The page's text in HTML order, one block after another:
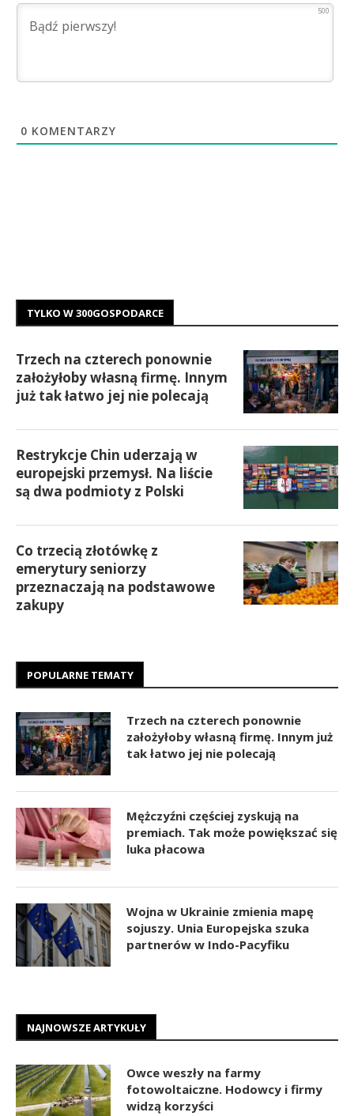
500
0 KOMENTARZY
TYLKO W 300GOSPODARCE
Trzech na czterech ponownie
założyłoby własną firmę. Innym
już tak łatwo jej nie polecają
Restrykcje Chin uderzają w
europejski przemysł. Na liście
są dwa podmioty z Polski
Co trzecią złotówkę z
emerytury seniorzy
przeznaczają na podstawowe
zakupy
POPULARNE TEMATY
Trzech na czterech ponownie
założyłoby własną firmę. Innym już
tak łatwo jej nie polecają
Mężczyźni częściej zyskują na
premiach. Tak może powiększać się
luka płacowa
Wojna w Ukrainie zmienia mapę
sojuszy. Unia Europejska szuka
partnerów w Indo-Pacyfiku
NAJNOWSZE ARTYKUŁY
Owce weszły na farmy
fotowoltaiczne. Hodowcy i firmy
widzą korzyści